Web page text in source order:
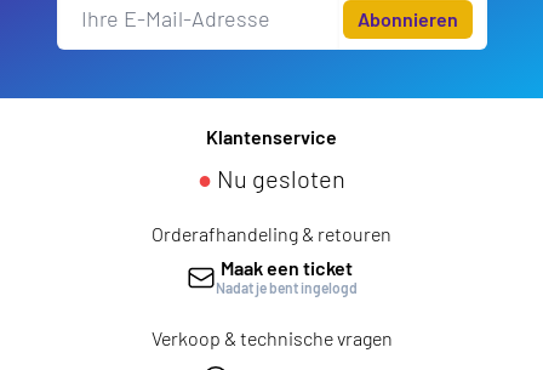
Abonnieren
Klantenservice
● Nu gesloten
Orderafhandeling & retouren
Maak een ticket
Nadat je bent ingelogd
Verkoop & technische vragen